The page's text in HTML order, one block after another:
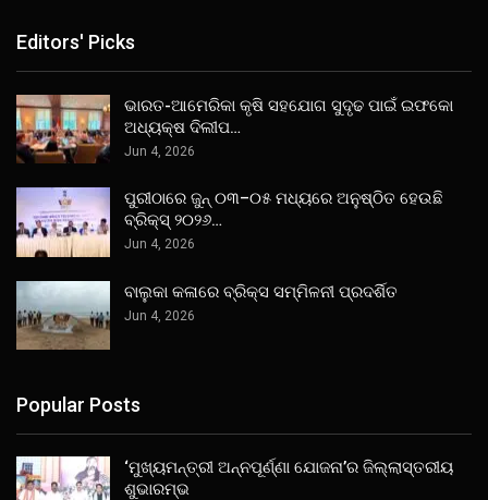
Editors' Picks
ଭାରତ-ଆମେରିକା କୃଷି ସହଯୋଗ ସୁଦୃଢ ପାଇଁ ଇଫକୋ
ଅଧ୍ୟକ୍ଷ ଦିଲୀପ…
Jun 4, 2026
ପୁରୀଠାରେ ଜୁନ୍ ୦୩–୦୫ ମଧ୍ୟରେ ଅନୁଷ୍ଠିତ ହେଉଛି
ବ୍ରିକ୍ସ୍ ୨୦୨୬…
Jun 4, 2026
ବାଲୁକା କଳାରେ ବ୍ରିକ୍ସ ସମ୍ମିଳନୀ ପ୍ରଦର୍ଶିତ
Jun 4, 2026
Popular Posts
‘ମୁଖ୍ୟମନ୍ତ୍ରୀ ଅନ୍ନପୂର୍ଣ୍ଣା ଯୋଜନା’ର ଜିଲ୍ଲାସ୍ତରୀୟ
ଶୁଭାରମ୍ଭ